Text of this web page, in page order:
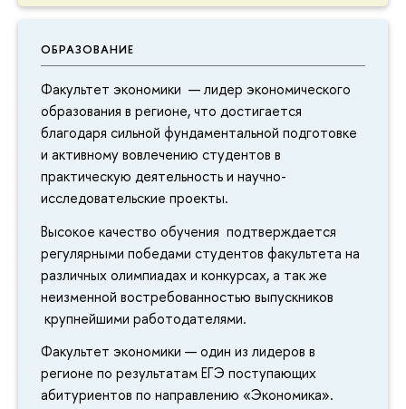
ОБРАЗОВАНИЕ
Факультет экономики — лидер экономического
образования в регионе, что достигается
благодаря сильной фундаментальной подготовке
и активному вовлечению студентов в
практическую деятельность и научно-
исследовательские проекты.
Высокое качество обучения подтверждается
регулярными победами студентов факультета на
различных олимпиадах и конкурсах, а так же
неизменной востребованностью выпускников
крупнейшими работодателями.
Факультет экономики — один из лидеров в
регионе по результатам ЕГЭ поступающих
абитуриентов по направлению «Экономика».